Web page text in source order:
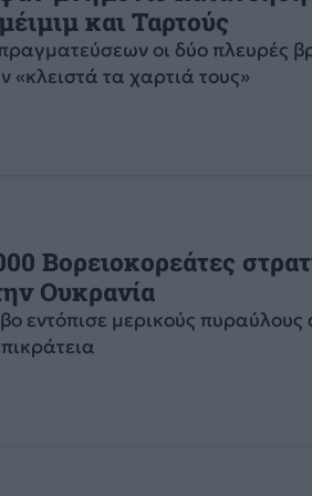
και Ταρτούς
οι δύο πλευρές
τα χαρτιά τους»
Βορειοκορεάτες
Ουκρανία
εντόπισε μερικούς πυραύλους